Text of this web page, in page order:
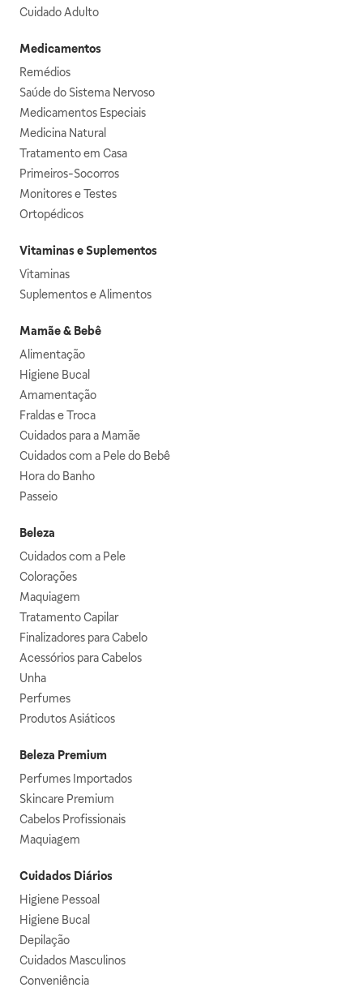
Cuidado Adulto
Medicamentos
Remédios
Saúde do Sistema Nervoso
Medicamentos Especiais
Medicina Natural
Tratamento em Casa
Primeiros-Socorros
Monitores e Testes
Ortopédicos
Vitaminas e Suplementos
Vitaminas
Suplementos e Alimentos
Mamãe & Bebê
Alimentação
Higiene Bucal
Amamentação
Fraldas e Troca
Cuidados para a Mamãe
Cuidados com a Pele do Bebê
Hora do Banho
Passeio
Beleza
Cuidados com a Pele
Colorações
Maquiagem
Tratamento Capilar
Finalizadores para Cabelo
Acessórios para Cabelos
Unha
Perfumes
Produtos Asiáticos
Beleza Premium
Perfumes Importados
Skincare Premium
Cabelos Profissionais
Maquiagem
Cuidados Diários
Higiene Pessoal
Higiene Bucal
Depilação
Cuidados Masculinos
Conveniência